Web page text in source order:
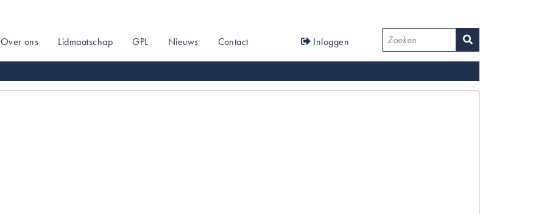
Over ons Lidmaatschap GPL Nieuws Contact
User
account
menu
Inloggen